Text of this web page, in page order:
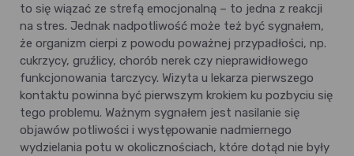
to się wiązać ze strefą emocjonalną – to jedna z reakcji
na stres. Jednak nadpotliwość może też być sygnałem,
że organizm cierpi z powodu poważnej przypadłości, np.
cukrzycy, gruźlicy, chorób nerek czy nieprawidłowego
funkcjonowania tarczycy. Wizyta u lekarza pierwszego
kontaktu powinna być pierwszym krokiem ku pozbyciu się
tego problemu. Ważnym sygnałem jest nasilanie się
objawów potliwości i występowanie nadmiernego
wydzielania potu w okolicznościach, które dotąd nie były